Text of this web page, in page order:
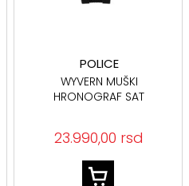
POLICE
WYVERN MUŠKI
HRONOGRAF SAT
23.990,00 rsd